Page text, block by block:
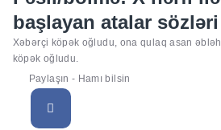
başlayan atalar sözləri
Xəbərçi köpək oğludu, ona qulaq asan əbləh
köpək oğludu.
Paylaşın - Hamı bilsin